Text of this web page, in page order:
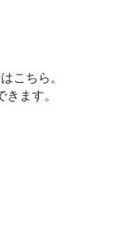
こちら。
ます。